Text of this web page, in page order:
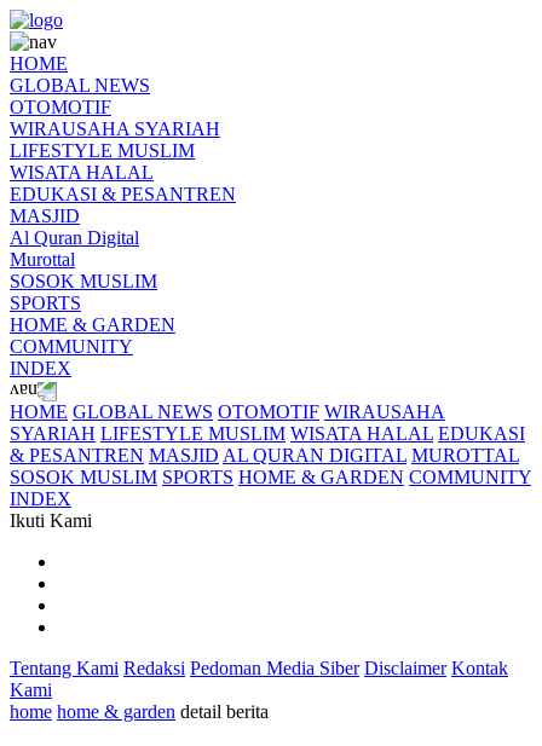
HOME
GLOBAL NEWS
OTOMOTIF
WIRAUSAHA SYARIAH
LIFESTYLE MUSLIM
WISATA HALAL
EDUKASI & PESANTREN
MASJID
Al Quran Digital
Murottal
SOSOK MUSLIM
SPORTS
HOME & GARDEN
COMMUNITY
INDEX
HOME GLOBAL NEWS OTOMOTIF WIRAUSAHA
SYARIAH LIFESTYLE MUSLIM WISATA HALAL EDUKASI
& PESANTREN MASJID AL QURAN DIGITAL MUROTTAL
SOSOK MUSLIM SPORTS HOME & GARDEN COMMUNITY
INDEX
Ikuti Kami
Tentang Kami Redaksi Pedoman Media Siber Disclaimer Kontak
Kami
home home & garden detail berita